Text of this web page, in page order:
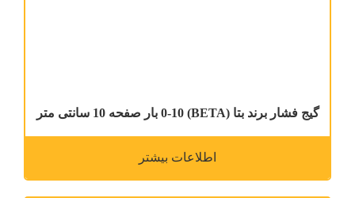
گیج فشار برند بتا (BETA) 0-10 بار صفحه 10 سانتی متر
اطلاعات بیشتر